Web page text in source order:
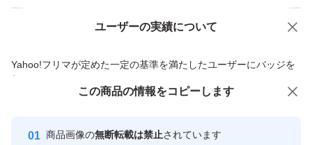
ユーザーの実績について
Yahoo!フリマが定めた一定の基準を満たしたユーザーにバッジを
付与しています
安心取引出品者
心・安全なユーザーです
価格の相談 商品への質問
この商品の情報をコピーします
商品画像の無断転載は禁止されています
この商品をみている人にオススメ